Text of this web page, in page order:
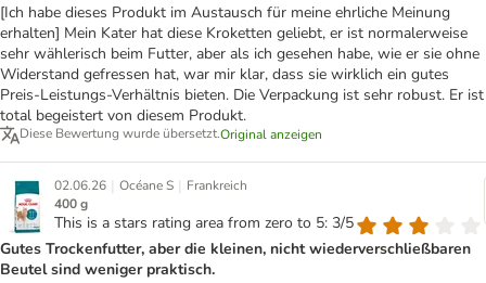
[Ich habe dieses Produkt im Austausch für meine ehrliche Meinung
erhalten] Mein Kater hat diese Kroketten geliebt, er ist normalerweise
sehr wählerisch beim Futter, aber als ich gesehen habe, wie er sie ohne
Widerstand gefressen hat, war mir klar, dass sie wirklich ein gutes
Preis-Leistungs-Verhältnis bieten. Die Verpackung ist sehr robust. Er ist
total begeistert von diesem Produkt.
Diese Bewertung wurde übersetzt.Original anzeigen
02.06.26 | Océane S | Frankreich
400 g
This is a stars rating area from zero to 5: 3/5
Gutes Trockenfutter, aber die kleinen, nicht wiederverschließbaren
Beutel sind weniger praktisch.